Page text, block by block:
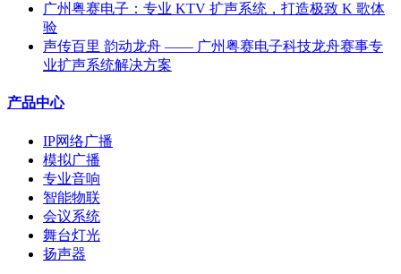
广州粤赛电子：专业 KTV 扩声系统，打造极致 K 歌体
验
声传百里 韵动龙舟 —— 广州粤赛电子科技龙舟赛事专
业扩声系统解决方案
产品中心
IP网络广播
模拟广播
专业音响
智能物联
会议系统
舞台灯光
扬声器